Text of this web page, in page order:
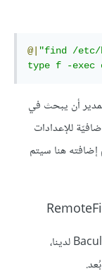
@| "find /etc/
type f -exec
أن يبحث في
للإعدادات
إضافته هنا سيتم
نريد إضافة حوض Pool إضافي لإعدادات مدير Bacula لدينا،